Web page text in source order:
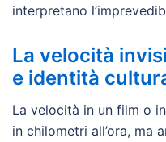
interpretano
La velocità
e identità
La velocità in un film o
in chilometri all’ora, ma